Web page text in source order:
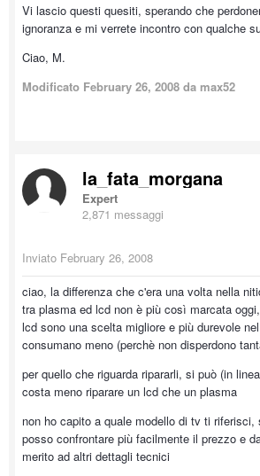
Vi lascio questi quesiti, sperando che
ignoranza e mi verrete incontro con qualche
Ciao, M.
Modificato February 26, 2008 da max52
la_fata_morgana
Expert
2,871 messaggi
Inviato February 26, 2008
ciao, la differenza che c'era una volta nella
tra plasma ed lcd non è più così marcata
lcd sono una scelta migliore e più durevole
consumano meno (perchè non disperdono
per quello che riguarda ripararli, si può (in
costa meno riparare un lcd che un plasma
non ho capito a quale modello di tv ti
posso confrontare più facilmente il prezzo e
merito ad altri dettagli tecnici